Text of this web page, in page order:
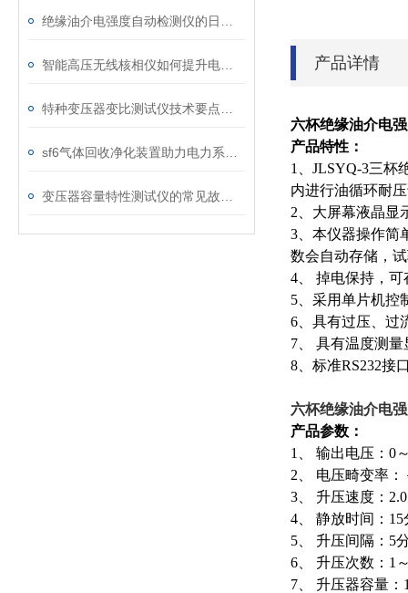
产品详情
六杯绝缘油介电
产品特性：
1、JLSYQ-3三杯
内进行油循环耐
2、大屏幕液晶显
3、本仪器操作简
数会自动存储，
4、 掉电保持，
5、采用单片机控
6、具有过压、过
7、 具有温度测
8、标准RS232接
六杯绝缘油介电
产品参数：
1、 输出电压：0
2、 电压畸变率：
3、 升压速度：
4、 静放时间：
5、 升压间隔：5
6、 升压次数：1
7、 升压器容量